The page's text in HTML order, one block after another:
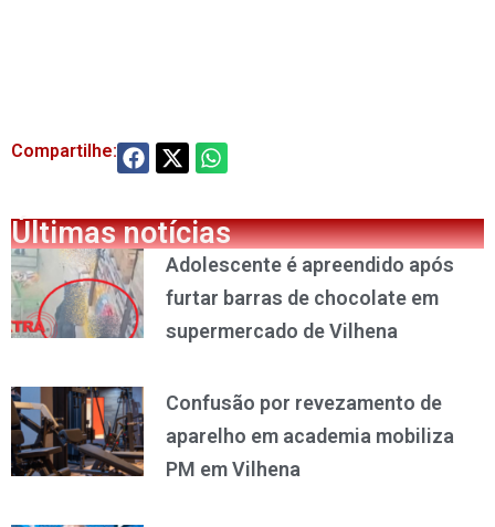
Compartilhe:
Últimas notícias
Adolescente é apreendido após
furtar barras de chocolate em
supermercado de Vilhena
Confusão por revezamento de
aparelho em academia mobiliza
PM em Vilhena